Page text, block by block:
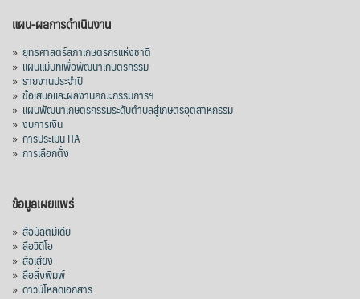
พระบาท สมเด็จพระกนิษฐาธิราชเจ้า กรม
สมเด็จพระเทพรัตนราชสุดาฯ สยามบรมราช
กุมารี ในงานสโมสรสันนิบาตเฉลิมพระเกียรติ
พระบาทสมเด็จพระเจ้าอยู่หัว เนื่องในโอกาส
เฉลิมพระชนมพรรษา ๒๘ กรกฎาคม ๒๕๖๙
โดยสมเด็จพระกนิษฐาธิราชเจ้า กรมสมเด็จ
พระเทพรัตนราชสุดาฯ สยามบรมราชกุมารี
Photo
View on Facebook
แผน-ผลการดำเนินงาน
» ยุทธศาสตร์สภาเกษตรกรแห่งชาติ
» แผนแม่บทเพื่อพัฒนาเกษตรกรรม
» รายงานประจำปี
» ข้อเสนอและผลงานคณะกรรมการฯ
» แผนพัฒนาเกษตรกรรมระดับตำบลสู่เกษตรอุตสาหกรรม
» งบการเงิน
» การประเมิน ITA
» การเลือกตั้ง
ข้อมูลเผยแพร่
» สื่อมัลติมีเดีย
» สื่อวิดีโอ
» สื่อเสียง
» สื่อสิ่งพิมพ์
» ดาวน์โหลดเอกสาร